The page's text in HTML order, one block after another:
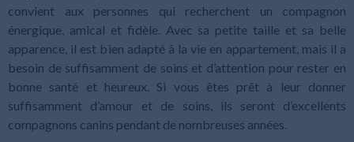
convient aux personnes qui recherchent un compagnon
énergique, amical et fidèle. Avec sa petite taille et sa belle
apparence, il est bien adapté à la vie en appartement, mais il a
besoin de suffisamment de soins et d’attention pour rester en
bonne santé et heureux. Si vous êtes prêt à leur donner
suffisamment d’amour et de soins, ils seront d’excellents
compagnons canins pendant de nombreuses années.